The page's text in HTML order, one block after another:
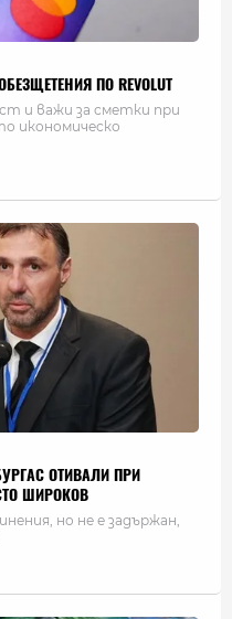
ПО REVOLUT
и важи за сметки при
икономическо
ОТИВАЛИ ПРИ
ШИРОКОВ
но не е задържан,